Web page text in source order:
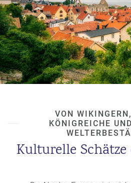
tragen ihre eigenen
Ein Begriff im
Der Begriff Skandinavien ist
Kernländern werden oft auch
und Åland dazugezählt. So
VON
KÖNIGREICHE
Kulturelle Schätze